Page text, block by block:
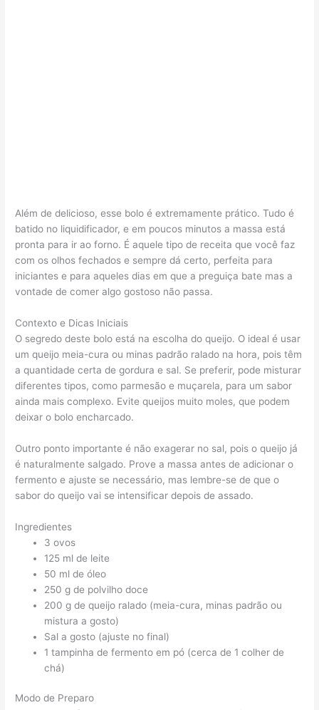
Além de delicioso, esse bolo é extremamente prático. Tudo é
batido no liquidificador, e em poucos minutos a massa está
pronta para ir ao forno. É aquele tipo de receita que você faz
com os olhos fechados e sempre dá certo, perfeita para
iniciantes e para aqueles dias em que a preguiça bate mas a
vontade de comer algo gostoso não passa.
Contexto e Dicas Iniciais
O segredo deste bolo está na escolha do queijo. O ideal é usar
um queijo meia-cura ou minas padrão ralado na hora, pois têm
a quantidade certa de gordura e sal. Se preferir, pode misturar
diferentes tipos, como parmesão e muçarela, para um sabor
ainda mais complexo. Evite queijos muito moles, que podem
deixar o bolo encharcado.
Outro ponto importante é não exagerar no sal, pois o queijo já
é naturalmente salgado. Prove a massa antes de adicionar o
fermento e ajuste se necessário, mas lembre-se de que o
sabor do queijo vai se intensificar depois de assado.
Ingredientes
3 ovos
125 ml de leite
50 ml de óleo
250 g de polvilho doce
200 g de queijo ralado (meia-cura, minas padrão ou
mistura a gosto)
Sal a gosto (ajuste no final)
1 tampinha de fermento em pó (cerca de 1 colher de
chá)
Modo de Preparo